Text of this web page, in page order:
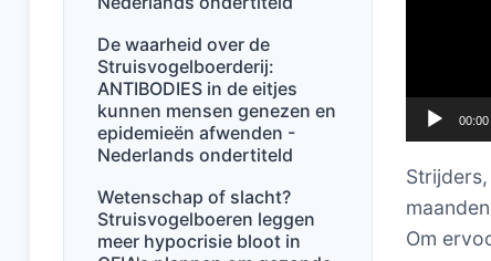
De waarheid over de
Struisvogelboerderij:
ANTIBODIES in de eitjes
kunnen mensen genezen en
epidemieën afwenden -
Nederlands ondertiteld
Wetenschap of slacht?
Struisvogelboeren leggen
meer hypocrisie bloot in
00:00
Om